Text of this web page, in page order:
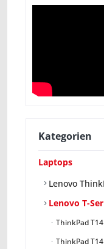
Kategorien
Laptops
Lenovo
Lenovo T-
ThinkPad
ThinkPad